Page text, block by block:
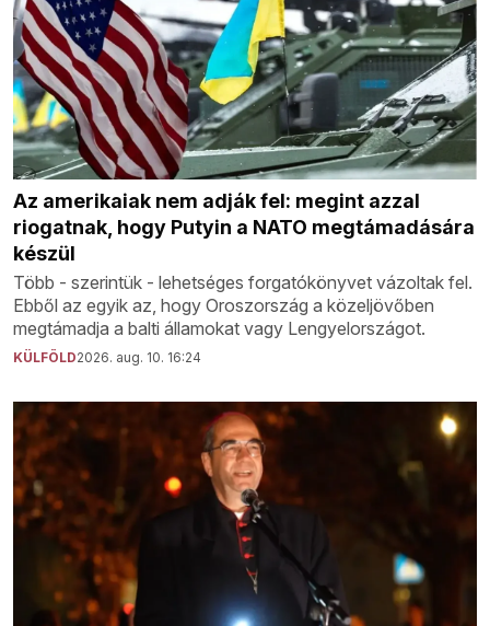
Az amerikaiak nem adják fel: megint azzal
riogatnak, hogy Putyin a NATO megtámadására
készül
Több - szerintük - lehetséges forgatókönyvet vázoltak fel.
Ebből az egyik az, hogy Oroszország a közeljövőben
megtámadja a balti államokat vagy Lengyelországot.
KÜLFÖLD2026. aug. 10. 16:24